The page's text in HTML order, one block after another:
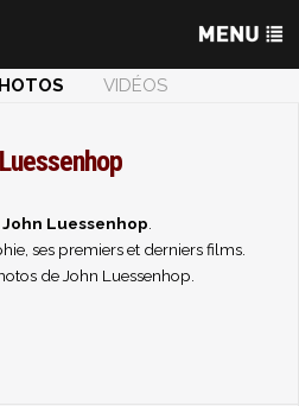
VIDÉOS
Luessenhop
ses premiers et derniers films.
de John Luessenhop.